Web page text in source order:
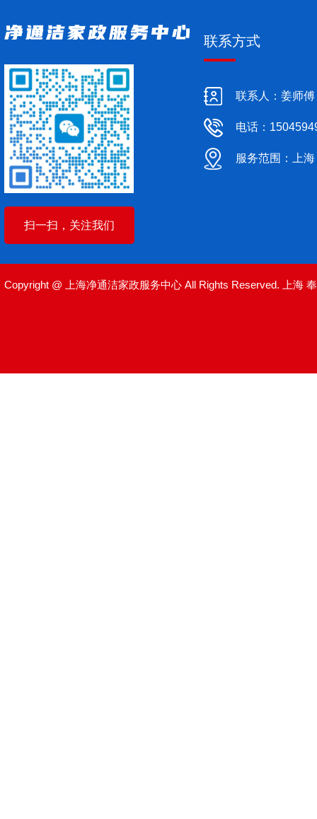
扫一扫，关注我们
联系方式
联系人：姜师傅
电话：
服务范围：上海
Copyright @ 上海净通洁家政服务中心 All Rights Reserved. 上海